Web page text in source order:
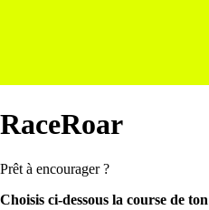
RaceRoar
Prêt à encourager ?
Choisis ci-dessous la course de